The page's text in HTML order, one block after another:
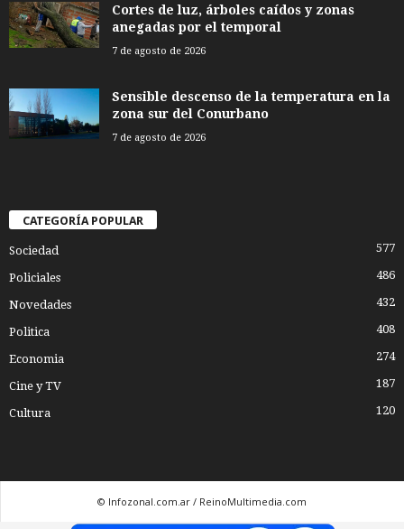
Cortes de luz, árboles caídos y zonas
anegadas por el temporal
7 de agosto de 2026
Sensible descenso de la temperatura en la
zona sur del Conurbano
7 de agosto de 2026
CATEGORÍA POPULAR
Sociedad 577
Policiales 486
Novedades 432
Politica 408
Economia 274
Cine y TV 187
Cultura 120
© Infozonal.com.ar / ReinoMultimedia.com